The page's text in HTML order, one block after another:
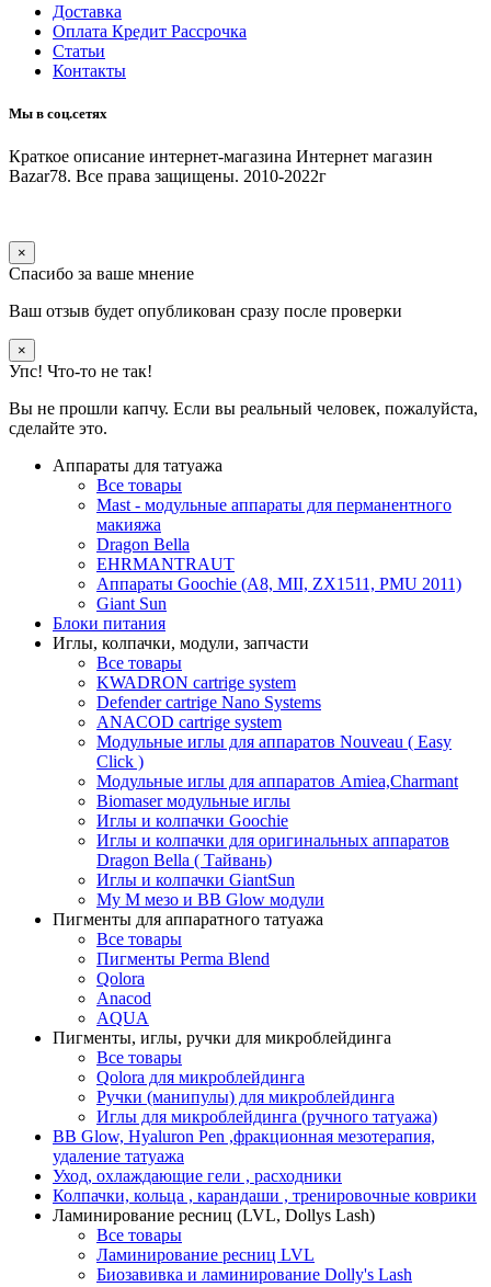
Доставка
Оплата Кредит Рассрочка
Статьи
Контакты
Мы в соц.сетях
Краткое описание интернет-магазина Интернет магазин
Bazar78. Все права защищены. 2010-2022г
×
Спасибо за ваше мнение
Ваш отзыв будет опубликован сразу после проверки
×
Упс! Что-то не так!
Вы не прошли капчу. Если вы реальный человек, пожалуйста,
сделайте это.
Аппараты для татуажа
Все товары
Mast - модульные аппараты для перманентного
макияжа
Dragon Bella
EHRMANTRAUT
Аппараты Goochie (A8, MII, ZX1511, PMU 2011)
Giant Sun
Блоки питания
Иглы, колпачки, модули, запчасти
Все товары
KWADRON cartrige system
Defender cartrige Nano Systems
ANACOD cartrige system
Модульные иглы для аппаратов Nouveau ( Easy
Click )
Модульные иглы для аппаратов Amiea,Charmant
Biomaser модульные иглы
Иглы и колпачки Goochie
Иглы и колпачки для оригинальных аппаратов
Dragon Bella ( Тайвань)
Иглы и колпачки GiantSun
My M мезо и BB Glow модули
Пигменты для аппаратного татуажа
Все товары
Пигменты Perma Blend
Qolora
Anacod
AQUA
Пигменты, иглы, ручки для микроблейдинга
Все товары
Qolora для микроблейдинга
Ручки (манипулы) для микроблейдинга
Иглы для микроблейдинга (ручного татуажа)
BB Glow, Hyaluron Pen ,фракционная мезотерапия,
удаление татуажа
Уход, охлаждающие гели , расходники
Колпачки, кольца , карандаши , тренировочные коврики
Ламинирование ресниц (LVL, Dollys Lash)
Все товары
Ламинирование ресниц LVL
Биозавивка и ламинирование Dolly's Lash